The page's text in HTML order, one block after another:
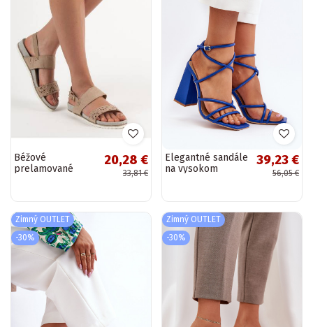
Béžové
prelamované
20,28 €
33,81 €
Elegantné sandále
na vysokom
39,23 €
56,05 €
Zimný OUTLET
-30%
Zimný OUTLET
-30%